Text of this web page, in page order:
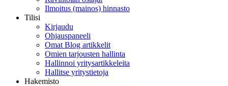
Ilmoitus (mainos) hinnasto
Tilisi
Kirjaudu
Ohjauspaneeli
Omat Blog artikkelit
Omien tarjousten hallinta
Hallinnoi yritysartikkeleita
Hallitse yritystietoja
Hakemisto